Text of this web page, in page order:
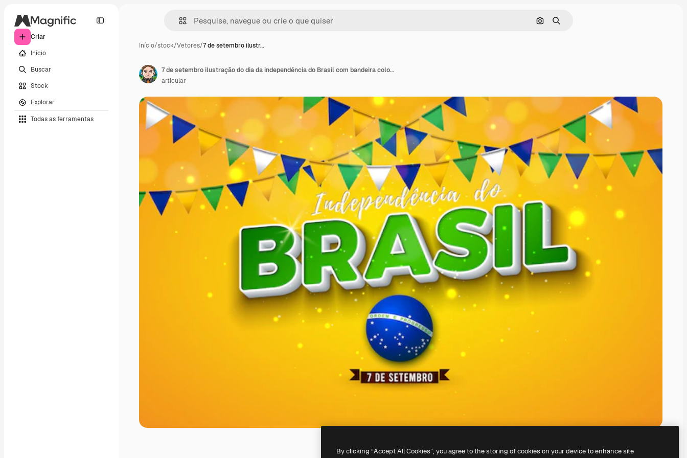
Criar
Início
Buscar
Stock
Explorar
Todas as ferramentas
Pesquisar por imagem
Buscar
Início/stock/Vetores/7 de setembro ilustr…
7 de setembro ilustração do dia da independência do Brasil com bandeira colorida do partido e letras 3d
articular
By clicking “Accept All Cookies”, you agree to the storing of cookies on your device to enhance site